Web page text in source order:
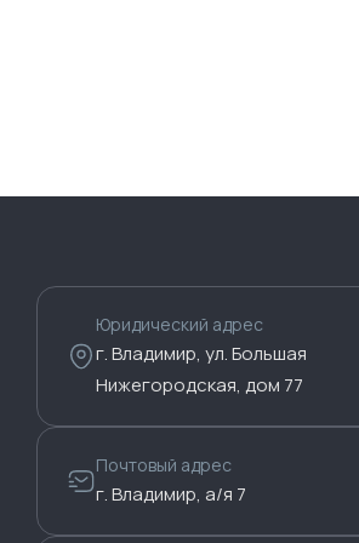
Юридический адрес
г. Владимир, ул. Большая
Нижегородская, дом 77
Почтовый адрес
г. Владимир, а/я 7